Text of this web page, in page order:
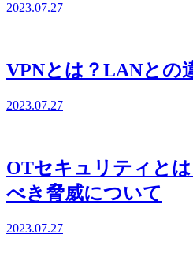
2023.07.27
VPNとは？LANとの
2023.07.27
OTセキュリティと
べき脅威について
2023.07.27